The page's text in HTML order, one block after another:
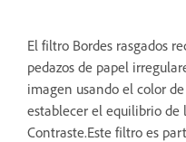
El filtro Bordes rasgados
pedazos de papel
imagen usando el color
establecer el equilibrio de
Contraste.Este filtro es